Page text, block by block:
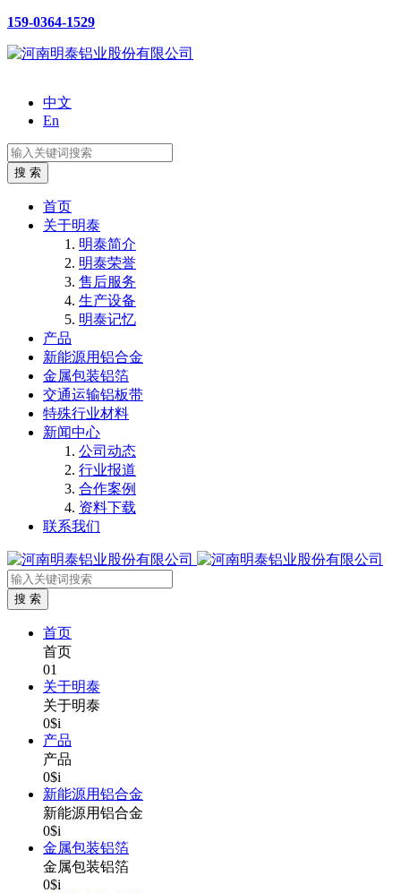
159-0364-1529
中文
En
首页
关于明泰
明泰简介
明泰荣誉
售后服务
生产设备
明泰记忆
产品
新能源用铝合金
金属包装铝箔
交通运输铝板带
特殊行业材料
新闻中心
公司动态
行业报道
合作案例
资料下载
联系我们
首页
首页
01
关于明泰
关于明泰
0$i
产品
产品
0$i
新能源用铝合金
新能源用铝合金
0$i
金属包装铝箔
金属包装铝箔
0$i